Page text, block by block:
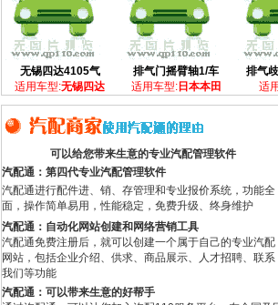
无锡四达4105气
适用车型:无锡四达
排气门摇臂轴1/车
适用车型:日本本田
排气
适
可以给您带来生意的专业汽配管理软件
汽配通：第四代专业汽配管理软件
汽配通进行配件进、销、存管理和专业报价系统，功能全
面，操作简单易用，性能稳定，免费升级、终身维护
汽配通：自动化网站创建和网络营销工具
汽配通免费注册后，就可以创建一个属于自己的专业汽配
网站，包括企业介绍、供求、商品展示、人才招聘、联系
我们等功能
汽配通：可以带来生意的好帮手